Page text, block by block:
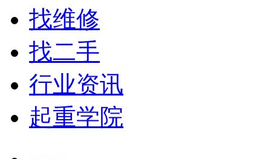
找维修
找二手
行业资讯
起重学院